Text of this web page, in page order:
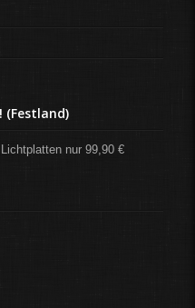
(Festland)
nur 99,90 €